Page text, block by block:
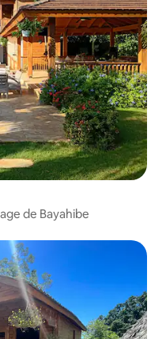
la plage de Bayahibe